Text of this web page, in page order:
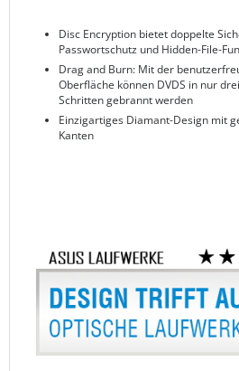
Disc Encryption bietet doppelte
Passwortschutz und Hidden-File-
Drag and Burn: Mit der
Oberfläche können DVDS in nur
Schritten gebrannt werden
Einzigartiges Diamant-Design mit
Kanten